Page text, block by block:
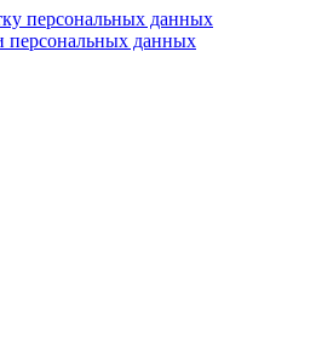
персональных данных
персональных данных